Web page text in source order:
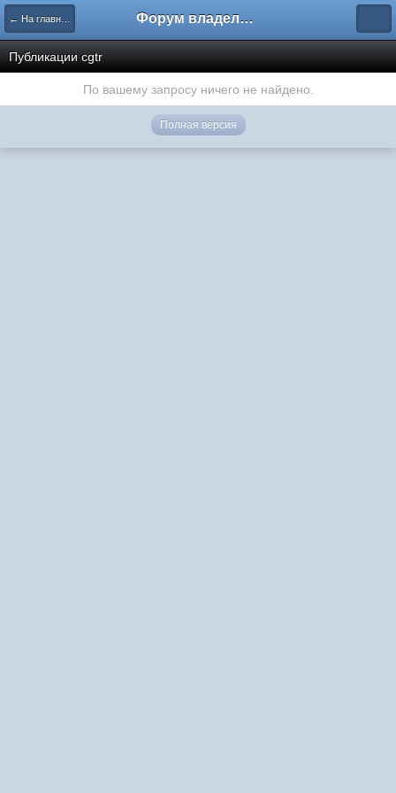
← На главную Форум владельцев интернет-магазинов
Публикации cgtr
По вашему запросу ничего не найдено.
Полная версия